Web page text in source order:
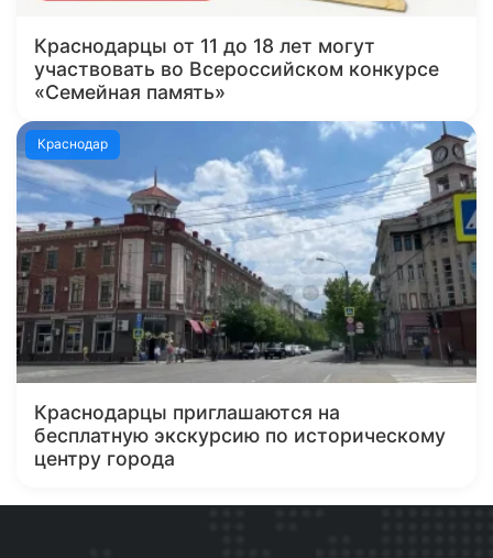
Краснодарцы от 11 до 18 лет могут
участвовать во Всероссийском конкурсе
«Семейная память»
Краснодар
Краснодарцы приглашаются на
бесплатную экскурсию по историческому
центру города